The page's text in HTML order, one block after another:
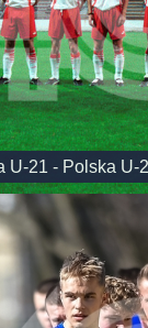
U-21 - Polska U-